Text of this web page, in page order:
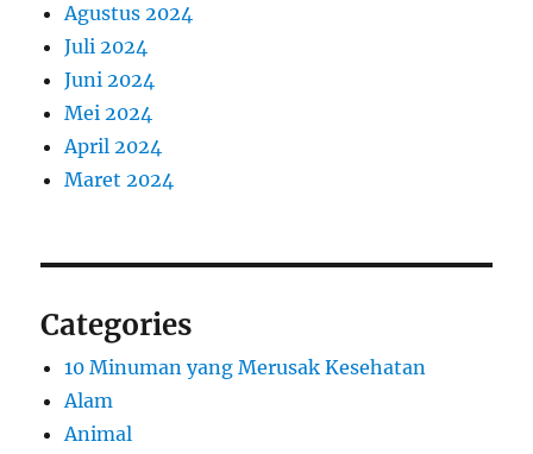
Agustus 2024
Juli 2024
Juni 2024
Mei 2024
April 2024
Maret 2024
Categories
10 Minuman yang Merusak Kesehatan
Alam
Animal